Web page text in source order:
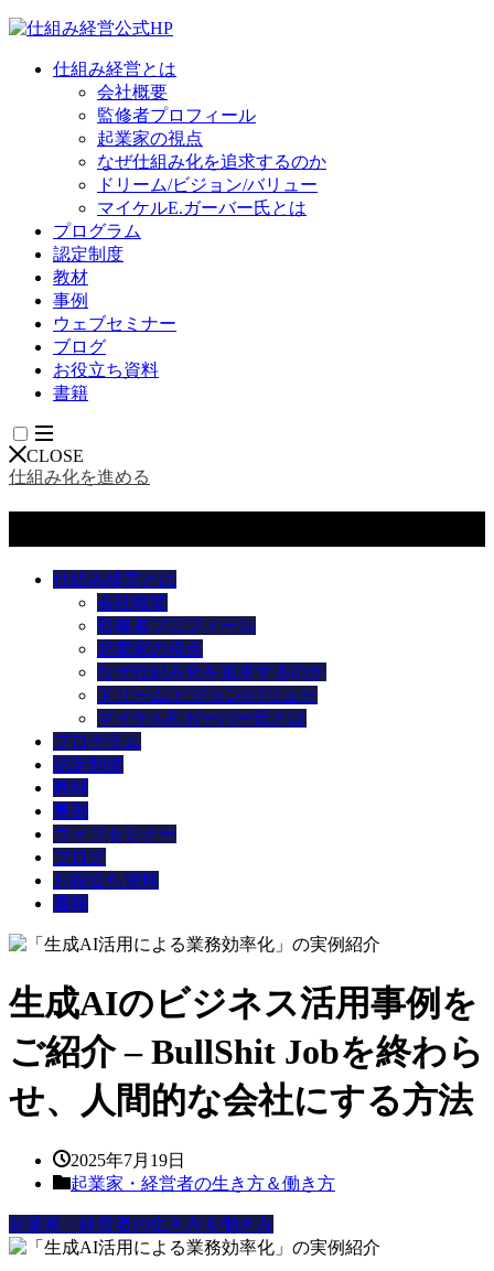
仕組み経営とは
会社概要
監修者プロフィール
起業家の視点
なぜ仕組み化を追求するのか
ドリーム/ビジョン/バリュー
マイケルE.ガーバー氏とは
プログラム
認定制度
教材
事例
ウェブセミナー
ブログ
お役立ち資料
書籍
CLOSE
仕組み化を進める
仕組み経営とは
会社概要
監修者プロフィール
起業家の視点
なぜ仕組み化を追求するのか
ドリーム/ビジョン/バリュー
マイケルE.ガーバー氏とは
プログラム
認定制度
教材
事例
ウェブセミナー
ブログ
お役立ち資料
書籍
生成AIのビジネス活用事例を
ご紹介 – BullShit Jobを終わら
せ、人間的な会社にする方法
2025年7月19日
起業家・経営者の生き方＆働き方
起業家・経営者の生き方＆働き方